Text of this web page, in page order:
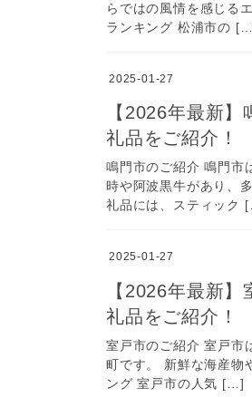
らではの風情を感じる
ランキング 松浦市の
2025-01-27
【2026年最新
礼品をご紹介！
鳴門市のご紹介 鳴門市
時や阿波黒牛があり、
礼品には、スティック
2025-01-27
【2026年最新
礼品をご紹介！
室戸市のご紹介 室戸市
町です。 新鮮な海産物
ング 室戸市の人気 […]